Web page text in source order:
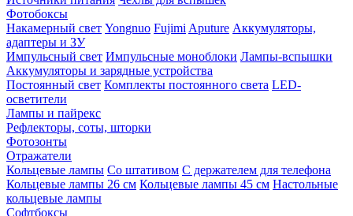
Фотобоксы
Накамерный свет Yongnuo Fujimi Aputure Аккумуляторы,
адаптеры и ЗУ
Импульсный свет Импульсные моноблоки Лампы-вспышки
Аккумуляторы и зарядные устройства
Постоянный свет Комплекты постоянного света LED-
осветители
Лампы и пайрекс
Рефлекторы, соты, шторки
Фотозонты
Отражатели
Кольцевые лампы Со штативом С держателем для телефона
Кольцевые лампы 26 см Кольцевые лампы 45 см Настольные
кольцевые лампы
Софтбоксы